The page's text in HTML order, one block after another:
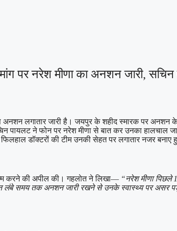
पर नरेश मीणा का अनशन जारी, सचिन
लगातार जारी है। जयपुर के शहीद स्मारक पर अनशन के
पायलट ने फोन पर नरेश मीणा से बात कर उनका हालचाल
डॉक्टरों की टीम उनकी सेहत पर लगातार नजर बनाए
करने की अपील की। गहलोत ने लिखा— “नरेश मीणा पिछले
लंबे समय तक अनशन जारी रखने से उनके स्वास्थ्य पर असर